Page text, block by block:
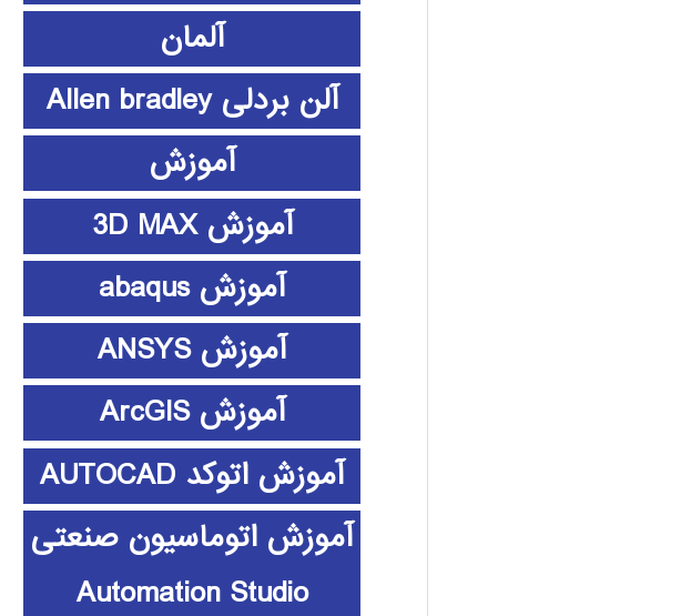
آلمان
آلن بردلی Allen bradley
آموزش
آموزش 3D MAX
آموزش abaqus
آموزش ANSYS
آموزش ArcGIS
آموزش اتوکد AUTOCAD
آموزش اتوماسیون صنعتی
Automation Studio